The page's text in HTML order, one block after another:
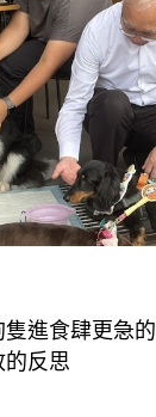
隻進食肆更急
反思